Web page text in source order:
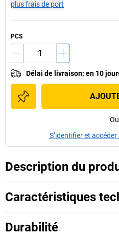
plus frais de port
PCS
Délai de livraison: en 10
Ou
S’identifier et
Description du
Caractéristiques
Durabilité